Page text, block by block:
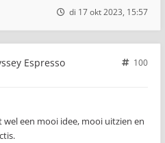
di 17 okt 2023, 15:57
Espresso
100
een mooi idee, mooi uitzien en